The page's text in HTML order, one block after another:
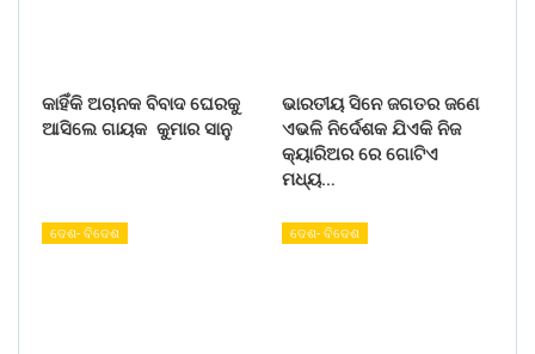
କାହିଁକି ଅଚାନକ ବିବାଦ ଘେରକୁ
ଆସିଲେ ଗାୟକ କୁମାର ସାନୁ
ଭାରତୀୟ ସିନେ ଜଗତର ଜଣେ
ଏଭଳି ନିର୍ଦେଶକ ଯିଏକି ନିଜ
କ୍ୟାରିଅର ରେ ଗୋଟିଏ
ମଧ୍ୟ…
ଦେଶ- ବିଦେଶ ଦେଶ- ବିଦେଶ